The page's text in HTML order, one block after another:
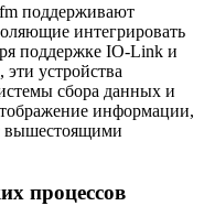
поддерживают
интегрировать
поддержке IO-Link и
устройства
сбора данных и
информации,
вышестоящими
процессов